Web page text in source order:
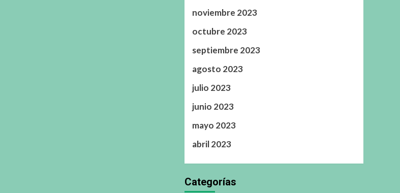
noviembre 2023
octubre 2023
septiembre 2023
agosto 2023
julio 2023
junio 2023
mayo 2023
abril 2023
Categorías